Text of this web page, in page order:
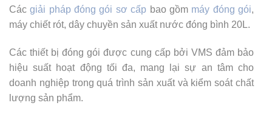
Cácgiải pháp đóng gói sơ cấp bao gồm máy đóng gói,
máy chiết rót, dây chuyền sản xuất nước đóng bình 20L.
Các thiết bị đóng gói được cung cấp bởi VMS đảm bảo
hiệu suất hoạt động tối đa, mang lại sự an tâm cho
doanh nghiệp trong quá trình sản xuất và kiểm soát chất
lượng sản phẩm.